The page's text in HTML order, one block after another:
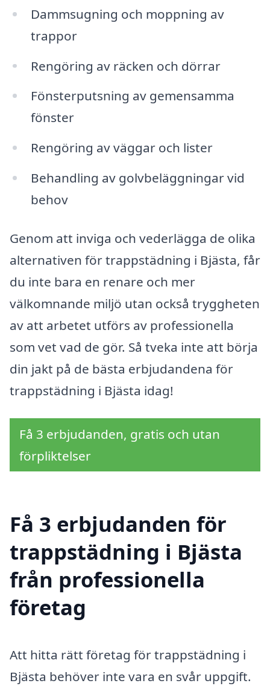
Dammsugning och moppning av
trappor
Rengöring av räcken och dörrar
Fönsterputsning av gemensamma
fönster
Rengöring av väggar och lister
Behandling av golvbeläggningar vid
behov
Genom att inviga och vederlägga de olika
alternativen för trappstädning i Bjästa, får
du inte bara en renare och mer
välkomnande miljö utan också tryggheten
av att arbetet utförs av professionella
som vet vad de gör. Så tveka inte att börja
din jakt på de bästa erbjudandena för
trappstädning i Bjästa idag!
Få 3 erbjudanden, gratis och utan
förpliktelser
Få 3 erbjudanden för
trappstädning i Bjästa
från professionella
företag
Att hitta rätt företag för trappstädning i
Bjästa behöver inte vara en svår uppgift.